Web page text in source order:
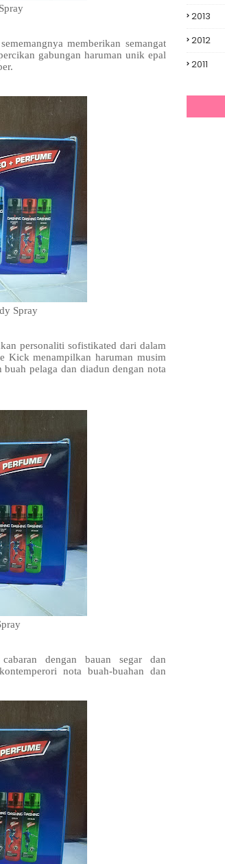
memberikan semangat
gabungan haruman unik epal
Spray
personaliti sofistikated dari dalam
Kick menampilkan haruman musim
buah pelaga dan diadun dengan nota
dengan bauan segar dan
nota buah-buahan dan
2013
2012
2011